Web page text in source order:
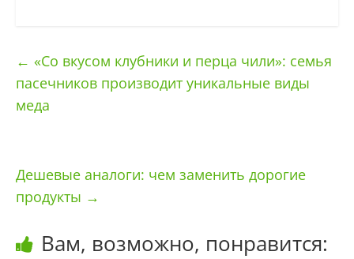
← «Со вкусом клубники и перца чили»: семья
пасечников производит уникальные виды
меда
Дешевые аналоги: чем заменить дорогие
продукты →
Вам, возможно, понравится: